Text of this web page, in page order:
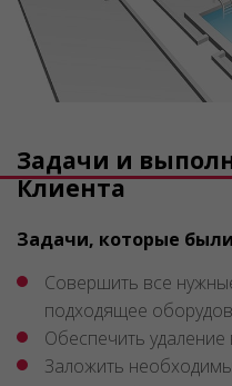
Задачи и
Клиента
Задачи, которые
Совершить все
подходящее
Обеспечить удаление
Заложить